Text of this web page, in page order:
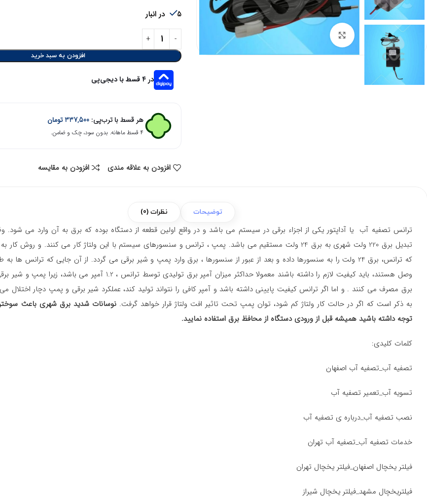
برای بزرگنمایی کلیک کنید
5 در انبار
افزودن به سبد خرید
در ۴ قسط با دیجی‌پی
هر قسط با ترب‌پی: 337,500تومان
۴ قسط ماهانه. بدون سود، چک و ضامن.
افزودن به علاقه مندی افزودن به مقایسه
توضیحات نظرات (0)
ترانس تصفیه آب یا آداپتور یکی از اجزاء برقی در سیستم می باشد و در واقع اولین قطعه از دستگاه بوده که برق به آن وارد می شود.
تبدیل برق 220 ولت شهری به برق 24 ولت مستقیم می باشد. پمپ ، ترانس و سنسورهای سیستم با این ولتاژ کار می کنند. و روش
که ترانس، برق 24 ولت را به سنسورها داده و بعد از عبور از سنسورها ، برق وارد پمپ و شیر برقی می گردد. از آن جایی که ترانس ها
برق مصرف می کنند . و اما اگر ترانس کیفیت پایینی داشته باشد و آمپر کافی را نتواند تولید کند، عملکرد شیر برقی و پمپ دچار اختلال می
به ذکر است که اگر در حالت کار ولتاژ کم شود، توان پمپ تحت تاثیر افت ولتاژ قرار خواهد گرفت.نوسانات شدید برق شهری باعث
توجه داشته باشید همیشه قبل از ورودی دستگاه از محافظ برق استفاده نمایید.
کلمات کلیدی:
تصفیه آب_تصفیه آب اصفهان
تسویه آب_تعمیر تصفیه آب
نصب تصفیه آب_درباره ی تصفیه آب
خدمات تصفیه آب_تصفیه آب تهران
فیلتر یخچال اصفهان_فیلتر یخچال تهران
فیلتریخچال مشهد_فیلتر یخچال شیراز